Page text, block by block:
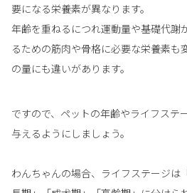
要になる栄養素が異なります。
年齢を重ねるにつれ運動量や基礎代謝
るための筋肉や骨格に必要な栄養素も
の量にも違いがあります。
ですので、ペットの年齢やライフステ
与えるようにしましょう。
わんちゃんの場合、ライフステージは